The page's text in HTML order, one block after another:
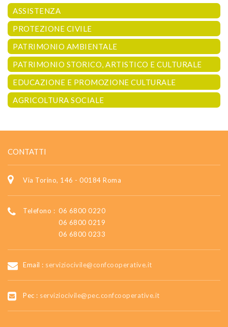
ASSISTENZA
PROTEZIONE CIVILE
PATRIMONIO AMBIENTALE
PATRIMONIO STORICO, ARTISTICO E CULTURALE
EDUCAZIONE E PROMOZIONE CULTURALE
AGRICOLTURA SOCIALE
CONTATTI
Via Torino, 146 - 00184 Roma
Telefono : 06 6800 0220
06 6800 0219
06 6800 0233
Email : serviziocivile@confcooperative.it
Pec : serviziocivile@pec.confcooperative.it